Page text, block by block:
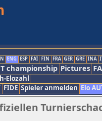
ENG ESP FAI FIN FRA GER GRE INA
championship Pictures
Elozahl
FIDE Spieler anmelden Elo